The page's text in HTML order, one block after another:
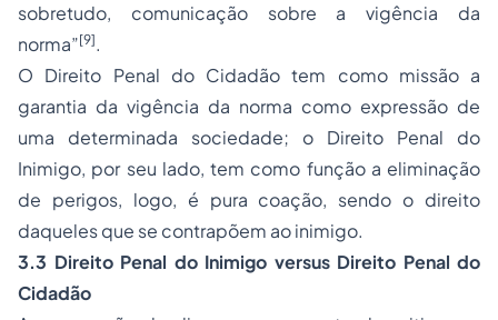
sobretudo, comunicação sobre a vigência da
norma”[9].
O Direito Penal do Cidadão tem como missão a
garantia da vigência da norma como expressão de
uma determinada sociedade; o Direito Penal do
Inimigo, por seu lado, tem como função a eliminação
de perigos, logo, é pura coação, sendo o direito
daqueles que se contrapõem ao inimigo.
3.3 Direito Penal do Inimigo versus Direito Penal do
Cidadão